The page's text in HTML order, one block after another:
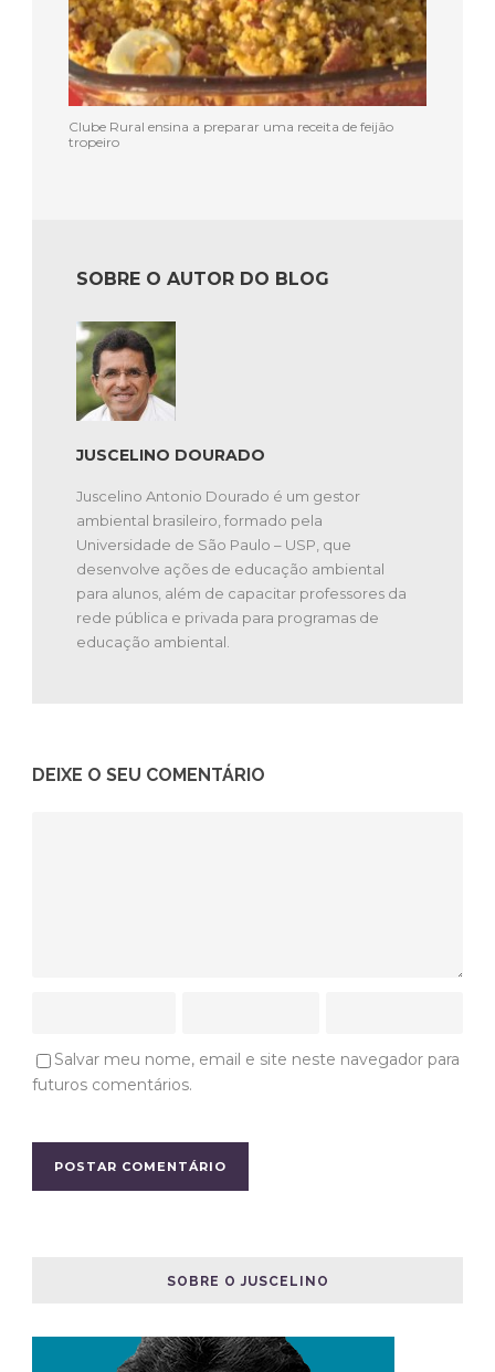
Clube Rural ensina a preparar uma receita de feijão
tropeiro
SOBRE O AUTOR DO BLOG
JUSCELINO DOURADO
Juscelino Antonio Dourado é um gestor
ambiental brasileiro, formado pela
Universidade de São Paulo – USP, que
desenvolve ações de educação ambiental
para alunos, além de capacitar professores da
rede pública e privada para programas de
educação ambiental.
DEIXE O SEU COMENTÁRIO
Salvar meu nome, email e site neste navegador para
futuros comentários.
SOBRE O JUSCELINO